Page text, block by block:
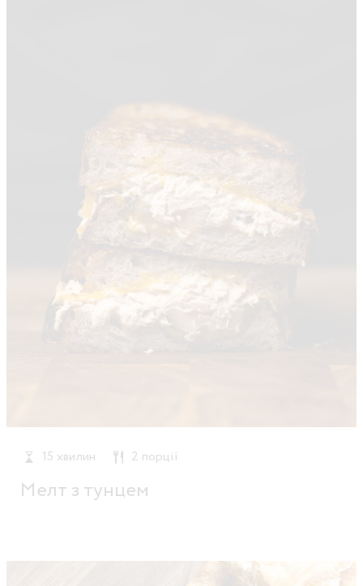
15 хвилин 2 порції
Мелт з тунцем